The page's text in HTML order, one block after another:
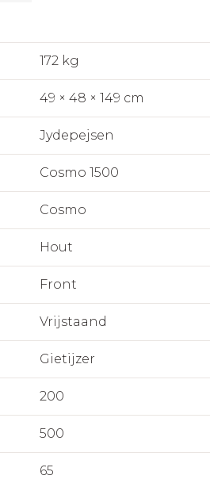
172 kg
49 × 48 × 149 cm
Jydepejsen
Cosmo 1500
Cosmo
Hout
Front
Vrijstaand
Gietijzer
200
500
65